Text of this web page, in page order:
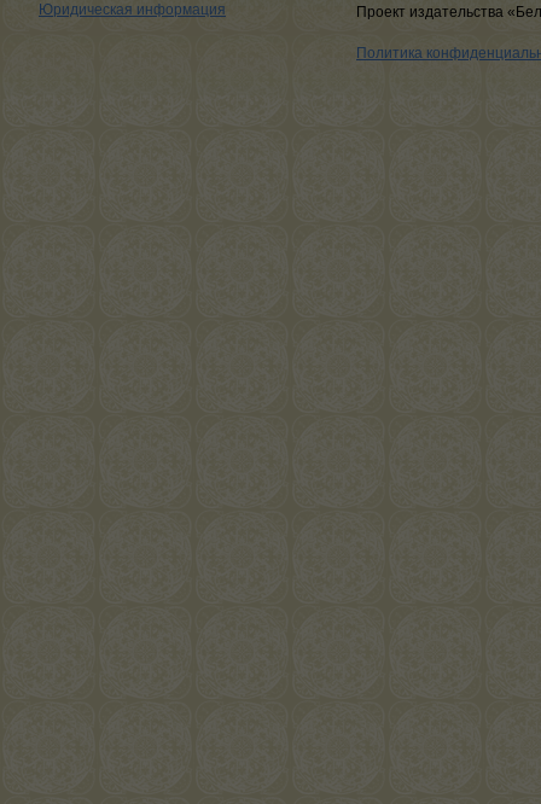
Юридическая информация
Проект издательства
Политика